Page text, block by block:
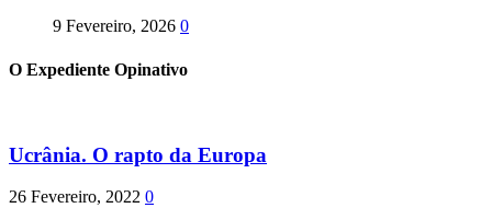
9 Fevereiro, 2026 0
O Expediente Opinativo
Ucrânia. O rapto da Europa
26 Fevereiro, 2022 0